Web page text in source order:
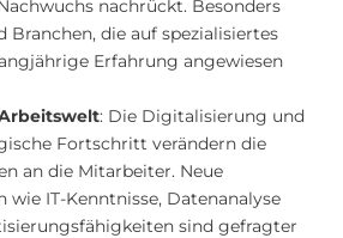
nachrückt. Besonders
Branchen, die auf spezialisiertes
Erfahrung angewiesen
: Die Digitalisierung und
Fortschritt verändern die
an die Mitarbeiter. Neue
wie IT-Kenntnisse, Datenanalyse
sind gefragter